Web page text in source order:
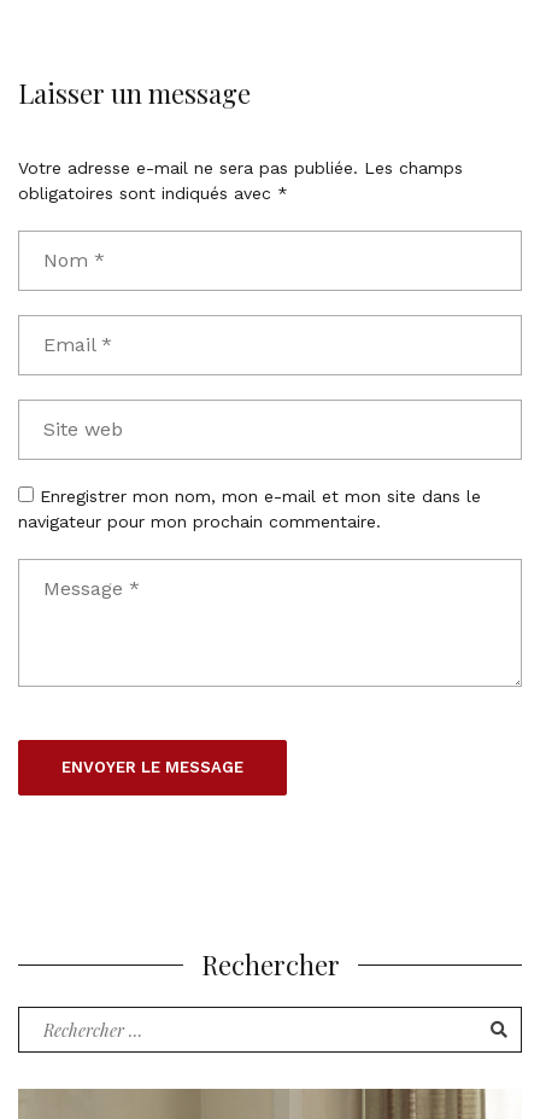
Laisser un message
Votre adresse e-mail ne sera pas publiée. Les champs
obligatoires sont indiqués avec *
Enregistrer mon nom, mon e-mail et mon site dans le
navigateur pour mon prochain commentaire.
Rechercher
Recherche